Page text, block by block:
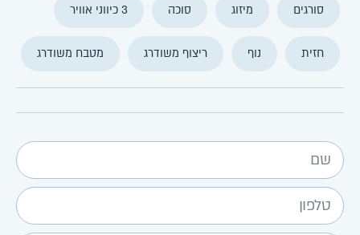
סורגים מיזוג סוכה 3 כיווני אוויר
חזית נוף ריצוף משודרג מטבח משודרג